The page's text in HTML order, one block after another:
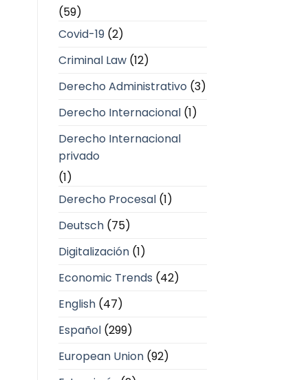
(59)
Covid-19(2)
Criminal Law(12)
Derecho Administrativo (3)
Derecho Internacional(1)
Derecho Internacional
privado
(1)
Derecho Procesal(1)
Deutsch(75)
Digitalización(1)
Economic Trends (42)
English(47)
Español(299)
European Union(92)